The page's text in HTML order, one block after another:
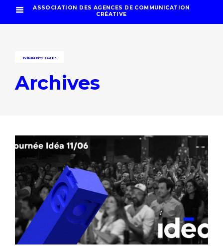
ASSOCIATION DES AGENCES DE COMMUNICATION
CRÉATIVE
ÉVÉNEMENTS PAGE 3
Archives